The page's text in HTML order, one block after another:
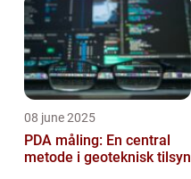
08 june 2025
PDA måling: En central
metode i geoteknisk tilsyn